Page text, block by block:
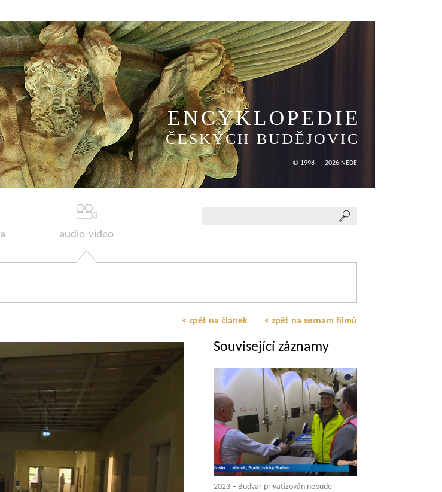
ENCYKLOPEDIE
ČESKÝCH BUDĚJOVIC
© 1998 — 2026 NEBE
audio-video
< zpět na článek < zpět na seznam filmů
Související záznamy
2023 – Budvar privatizován nebude